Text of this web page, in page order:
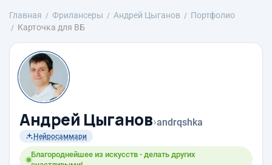
Главная Фрилансеры Андрей Цыганов
Портфолио
Карточка для ВБ
Андрей Цыганов›andrqshka
Нейросаммари
Благороднейшее из искусств - делать других